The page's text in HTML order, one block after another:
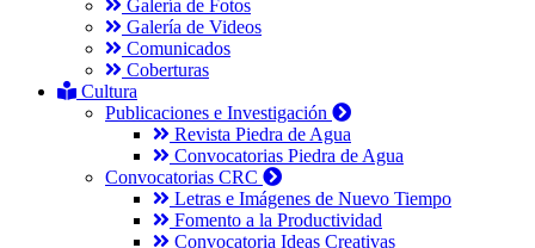
Galería de Fotos
Galería de Videos
Comunicados
Coberturas
Cultura
Publicaciones e Investigación
Revista Piedra de Agua
Convocatorias Piedra de Agua
Convocatorias CRC
Letras e Imágenes de Nuevo Tiempo
Fomento a la Productividad
Convocatoria Ideas Creativas